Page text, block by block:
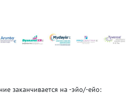
заканчивается на -эйо/-ейо: